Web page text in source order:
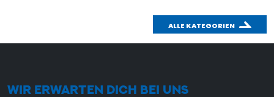
ALLE KATEGORIEN
WIR ERWARTEN DICH BEI UNS